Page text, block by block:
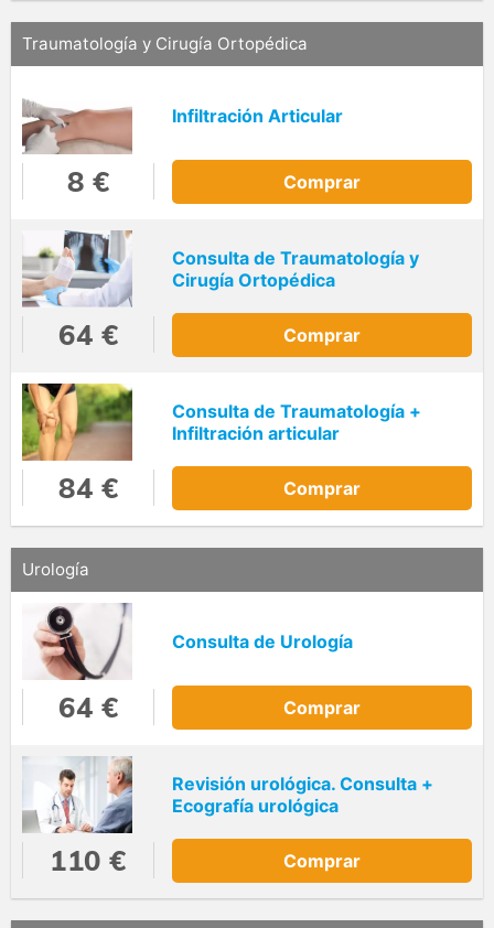
Traumatología y Cirugía Ortopédica
Infiltración Articular
8 € Comprar
Consulta de Traumatología y
Cirugía Ortopédica
64 € Comprar
Consulta de Traumatología +
Infiltración articular
84 € Comprar
Urología
Consulta de Urología
64 € Comprar
Revisión urológica. Consulta +
Ecografía urológica
110 € Comprar